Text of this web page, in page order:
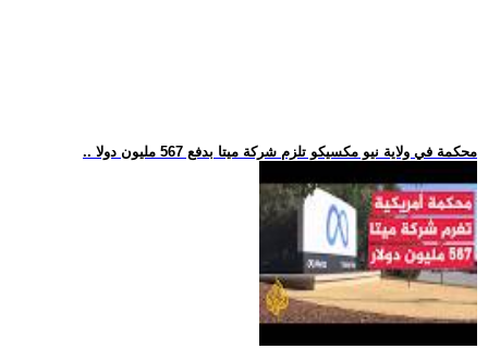
.. محكمة في ولاية نيو مكسيكو تلزم شركة ميتا بدفع 567 مليون دولا